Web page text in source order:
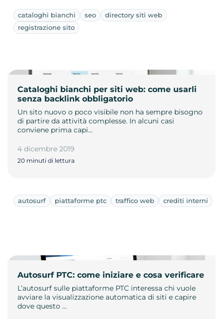
cataloghi bianchi seo
directory siti web
registrazione sito
Cataloghi bianchi per siti web: come usarli
senza backlink obbligatorio
Un sito nuovo o poco visibile non ha sempre bisogno
di partire da attività complesse. In alcuni casi
conviene prima capi…
4 dicembre 2019
20 minuti di lettura
autosurf piattaforme ptc traffico web crediti interni
Autosurf PTC: come iniziare e cosa verificare
L’autosurf sulle piattaforme PTC interessa chi vuole
avviare la visualizzazione automatica di siti e capire
dove questo …